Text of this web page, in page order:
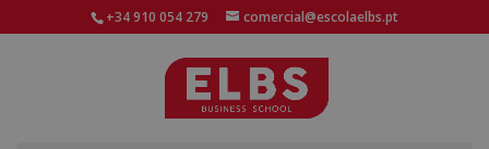
+34 910 054 279 comercial@escolaelbs.pt